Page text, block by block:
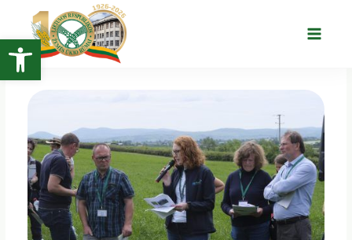
Open toolbar
turinio
Main